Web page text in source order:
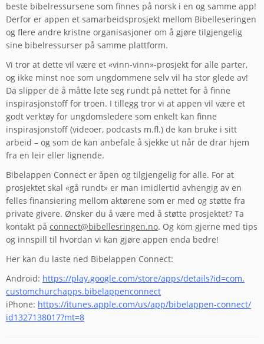
beste bibelressursene som finnes på norsk i en og samme app!
Derfor er appen et samarbeidsprosjekt mellom Bibelleseringen
og flere andre kristne organisasjoner om å gjøre tilgjengelig
sine bibelressurser på samme plattform.
Vi tror at dette vil være et «vinn-vinn»-prosjekt for alle parter,
og ikke minst noe som ungdommene selv vil ha stor glede av!
Da slipper de å måtte lete seg rundt på nettet for å finne
inspirasjonstoff for troen. I tillegg tror vi at appen vil være et
godt verktøy for ungdomsledere som enkelt kan finne
inspirasjonstoff (videoer, podcasts m.fl.) de kan bruke i sitt
arbeid – og som de kan anbefale å sjekke ut når de drar hjem
fra en leir eller lignende.
Bibelappen Connect er åpen og tilgjengelig for alle. For at
prosjektet skal «gå rundt» er man imidlertid avhengig av en
felles finansiering mellom aktørene som er med og støtte fra
private givere. Ønsker du å være med å støtte prosjektet? Ta
kontakt på connect@bibellesringen.no. Og kom gjerne med tips
og innspill til hvordan vi kan gjøre appen enda bedre!
Her kan du laste ned Bibelappen Connect:
Android: https://play.google.com/store/apps/details?id=com.
customchurchapps.bibelappenconnect
iPhone: https://itunes.apple.com/us/app/bibelappen-connect/
id1327138017?mt=8